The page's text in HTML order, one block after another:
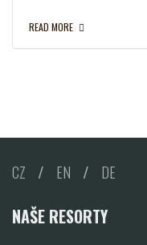
READ MORE
CZ / EN / DE
NAŠE RESORTY